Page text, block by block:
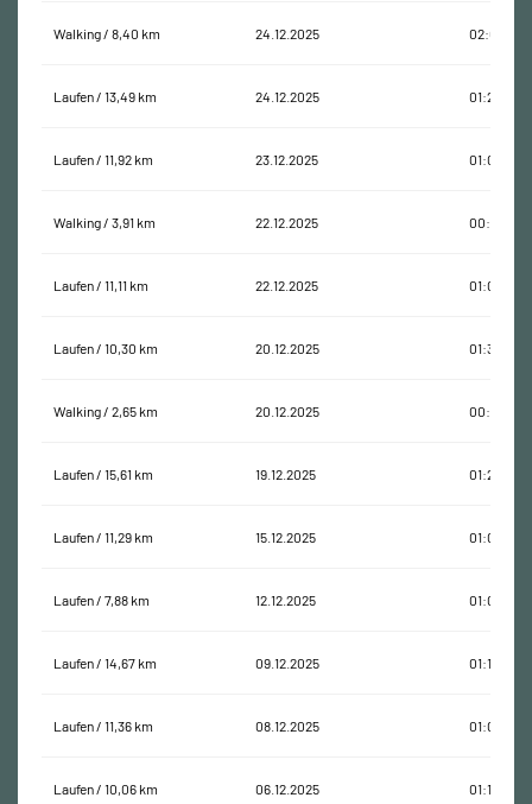
Walking / 8,40 km 24.12.2025 02:09:13
Laufen / 13,49 km 24.12.2025 01:20:02
Laufen / 11,92 km 23.12.2025 01:02:51
Walking / 3,91 km 22.12.2025 00:53:51
Laufen / 11,11 km 22.12.2025 01:02:46
Laufen / 10,30 km 20.12.2025 01:32:58
Walking / 2,65 km 20.12.2025 00:53:32
Laufen / 15,61 km 19.12.2025 01:20:03
Laufen / 11,29 km 15.12.2025 01:00:01
Laufen / 7,88 km 12.12.2025 01:03:03
Laufen / 14,67 km 09.12.2025 01:14:40
Laufen / 11,36 km 08.12.2025 01:01:07
Laufen / 10,06 km 06.12.2025 01:15:35